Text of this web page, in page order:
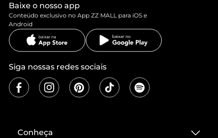
Baixe o nosso app
Conteúdo exclusivo no App ZZ MALL para iOS e
Android
Siga nossas redes sociais
Conheça